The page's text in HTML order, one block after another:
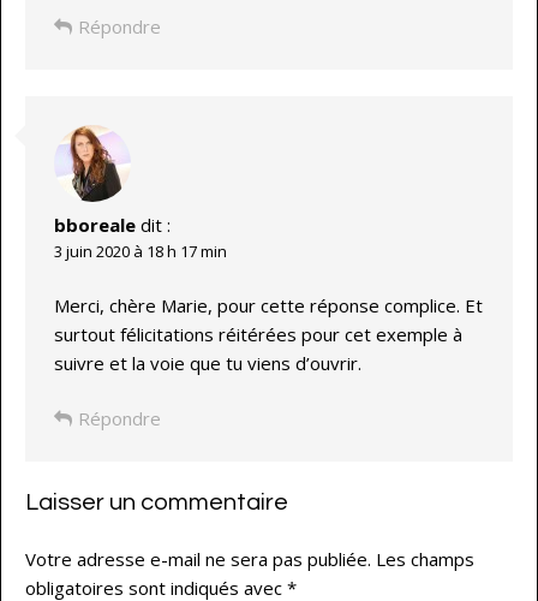
Répondre
bboreale dit :
3 juin 2020 à 18 h 17 min
Merci, chère Marie, pour cette réponse complice. Et
surtout félicitations réitérées pour cet exemple à
suivre et la voie que tu viens d’ouvrir.
Répondre
Laisser un commentaire
Votre adresse e-mail ne sera pas publiée. Les champs
obligatoires sont indiqués avec *